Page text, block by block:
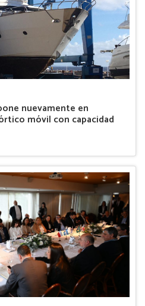
nuevamente en
móvil con capacidad